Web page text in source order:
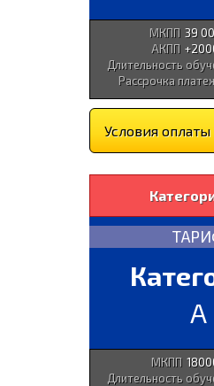
МКПП 39
АКПП
Длительность
Рассрочка
Условия
A
МКПП
Длительность